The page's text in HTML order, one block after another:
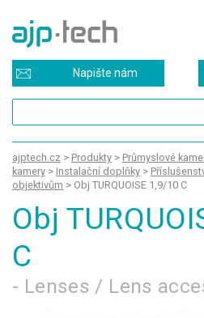
Napište nám
ajptech.cz > Produkty > Průmyslové
kamery > Instalační doplňky >
objektivům > Obj TURQUOISE 1,9/10 C
Obj
C
- Lenses / Lens